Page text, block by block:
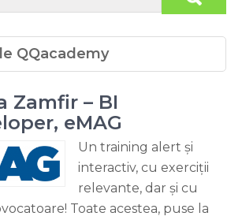
QQacademy
Zamfir – BI
eMAG
Un training alert și
interactiv, cu exerciții
relevante, dar și cu
Toate acestea, puse la